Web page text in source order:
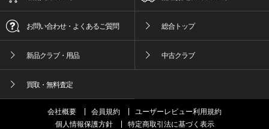
お問い合わせ・よくあるご質問 総合トップ
新品クラブ・用品 中古クラブ
買取・無料査定
会社概要 会員規約
ユーザーレビュー利用規約
個人情報保護方針
特定商取引法に基づく表示